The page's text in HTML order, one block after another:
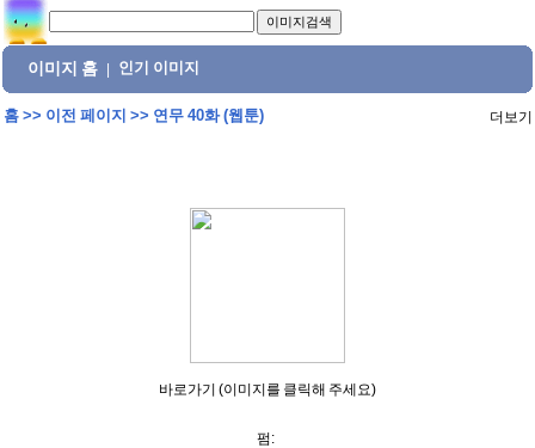
이미지 홈 인기 이미지
홈>> 이전 페이지 >> 연무 40화 (웹툰) 더보기
바로가기 (이미지를 클릭해 주세요)
펌: